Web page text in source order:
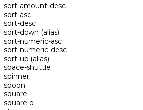
sort-amount-desc
sort-asc
sort-desc
sort-down (alias)
sort-numeric-asc
sort-numeric-desc
sort-up (alias)
space-shuttle
spinner
spoon
square
square-o